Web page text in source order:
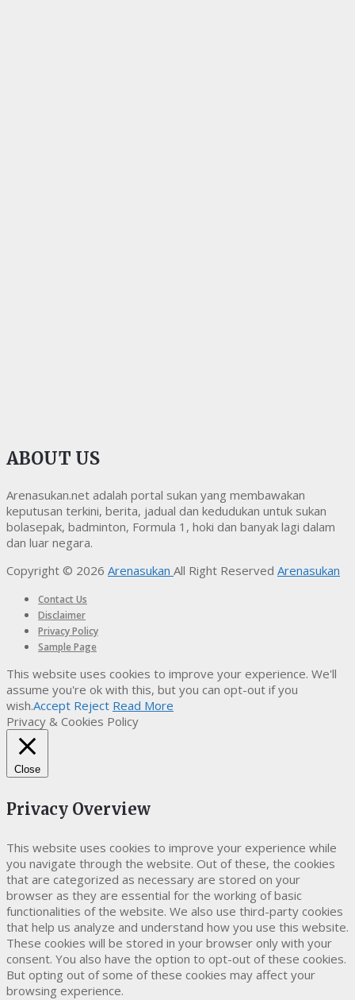
ABOUT US
Arenasukan.net adalah portal sukan yang membawakan
keputusan terkini, berita, jadual dan kedudukan untuk sukan
bolasepak, badminton, Formula 1, hoki dan banyak lagi dalam
dan luar negara.
Copyright © 2026 Arenasukan All Right Reserved Arenasukan
Contact Us
Disclaimer
Privacy Policy
Sample Page
This website uses cookies to improve your experience. We'll
assume you're ok with this, but you can opt-out if you
wish.Accept Reject Read More
Privacy & Cookies Policy
Close
Privacy Overview
This website uses cookies to improve your experience while
you navigate through the website. Out of these, the cookies
that are categorized as necessary are stored on your
browser as they are essential for the working of basic
functionalities of the website. We also use third-party cookies
that help us analyze and understand how you use this website.
These cookies will be stored in your browser only with your
consent. You also have the option to opt-out of these cookies.
But opting out of some of these cookies may affect your
browsing experience.